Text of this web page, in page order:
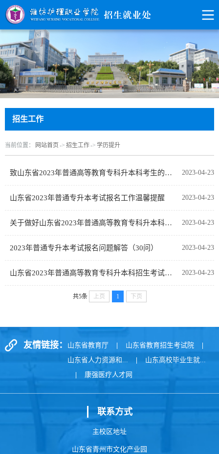
招生工作
当前位置： 网站首页 -> 招生工作-> 学历提升
2023-04-23
致山东省2023年普通高等教育专科升本科考生的一封信
2023-04-23
山东省2023年普通专升本考试报名工作温馨提醒
2023-04-23
关于做好山东省2023年普通高等教育专科升本科招生考试报名工作的通知
2023-04-23
2023年普通专升本考试报名问题解答（30问）
2023-04-23
山东省2023年普通高等教育专科升本科招生考试公共基础课考试要求
共5条 上页 1 下页
友情链接： 山东省教育厅 山东省教育招生考试院
山东省人力资源和...
山东高校毕业生就...
康强医疗人才网
联系方式
主校区地址
山东省青州市文化产业园